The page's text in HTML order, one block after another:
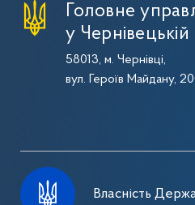
Головне
у Чернівецькій
58013, м. Чернівці,
вул. Героїв Майдану,
Власність